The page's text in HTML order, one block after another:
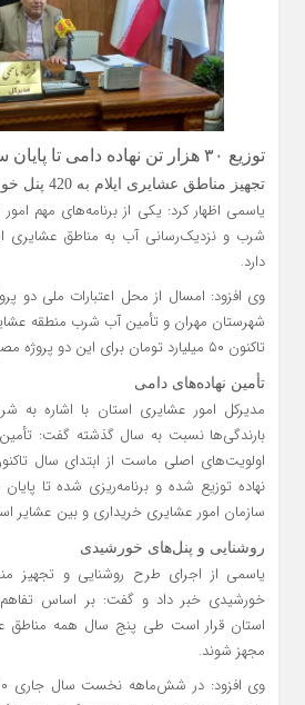
توزیع ۳۰ هزار تن نهاده دامی تا پایان سال
تجهیز مناطق عشایری ایلام به 420 پنل خورشیدی
یاسمی اظهار کرد: یکی از برنامه‌های مهم
شرب و نزدیک‌رسانی آب به مناطق عشایری
دارد.
وی افزود: امسال از محل اعتبارات ملی دو
شهرستان مهران و تأمین آب شرب منطقه
تاکنون ۵۰ میلیارد تومان برای این دو پروژه مصوب شده است.
تأمین نهاده‌های دامی
مدیرکل امور عشایری استان با اشاره
بارندگی‌ها نسبت به سال گذشته گفت: تأمین
اولویت‌های اصلی ماست از ابتدای سال
سازمان امور عشایری خریداری و بین عشایر
روشنایی و پنل‌های خورشیدی
یاسمی از اجرای طرح روشنایی و تجهیز
خورشیدی خبر داد و گفت: بر اساس
استان قرار است طی پنج سال همه مناطق
مجهز شوند.